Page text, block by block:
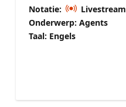
Notatie:
Livestream
Onderwerp: Agents
Taal: Engels